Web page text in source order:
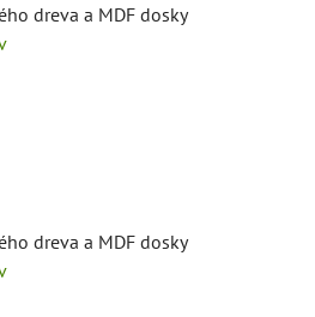
dreva a MDF dosky
dreva a MDF dosky